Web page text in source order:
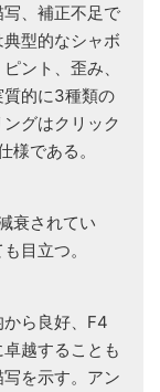
、補正不足で
型的なシャボ
ント、歪み、
質的に3種類の
グはクリック
様である。
衰されてい
目立つ。
ら良好、F4
越することも
を示す。アン